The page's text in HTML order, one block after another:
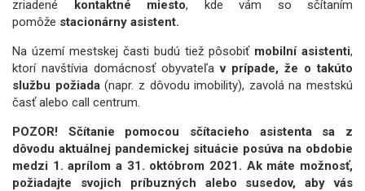
zriadené kontaktné miesto, kde vám so sčítaním
pomôže stacionárny asistent.
Na území mestskej časti budú tiež pôsobiť mobilní asistenti,
ktorí navštívia domácnosť obyvateľav prípade, že o takúto
službu požiada(napr. z dôvodu imobility), zavolá na mestskú
časť alebo call centrum.
POZOR! Sčítanie pomocou sčítacieho asistenta sa z
dôvodu aktuálnej pandemickej situácie posúva na obdobie
medzi 1. aprílom a 31. októbrom 2021. Ak máte možnosť,
požiadajte svojich príbuzných alebo susedov, aby vás